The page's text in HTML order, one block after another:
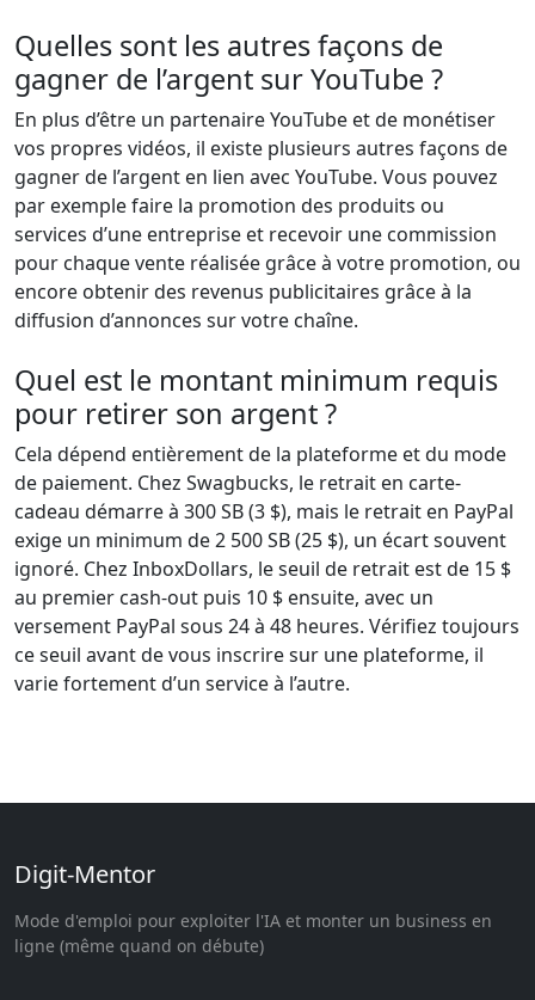
Quelles sont les autres façons de
gagner de l’argent sur YouTube ?
En plus d’être un partenaire YouTube et de monétiser
vos propres vidéos, il existe plusieurs autres façons de
gagner de l’argent en lien avec YouTube. Vous pouvez
par exemple faire la promotion des produits ou
services d’une entreprise et recevoir une commission
pour chaque vente réalisée grâce à votre promotion, ou
encore obtenir des revenus publicitaires grâce à la
diffusion d’annonces sur votre chaîne.
Quel est le montant minimum requis
pour retirer son argent ?
Cela dépend entièrement de la plateforme et du mode
de paiement. Chez Swagbucks, le retrait en carte-
cadeau démarre à 300 SB (3 $), mais le retrait en PayPal
exige un minimum de 2 500 SB (25 $), un écart souvent
ignoré. Chez InboxDollars, le seuil de retrait est de 15 $
au premier cash-out puis 10 $ ensuite, avec un
versement PayPal sous 24 à 48 heures. Vérifiez toujours
ce seuil avant de vous inscrire sur une plateforme, il
varie fortement d’un service à l’autre.
Digit-Mentor
Mode d'emploi pour exploiter l'IA et monter un business en
ligne (même quand on débute)